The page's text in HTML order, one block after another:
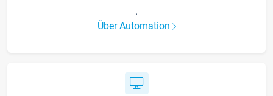
.
Über Automation